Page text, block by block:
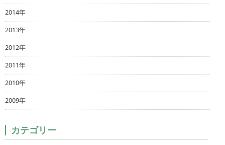
2014年
2013年
2012年
2011年
2010年
2009年
カテゴリー